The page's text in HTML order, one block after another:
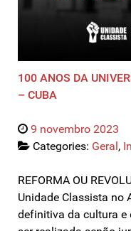
100 ANOS DA
– CUBA
9 novembro 2023
Categories: Geral,
REFORMA OU
Unidade Classista no
definitiva da cultura e